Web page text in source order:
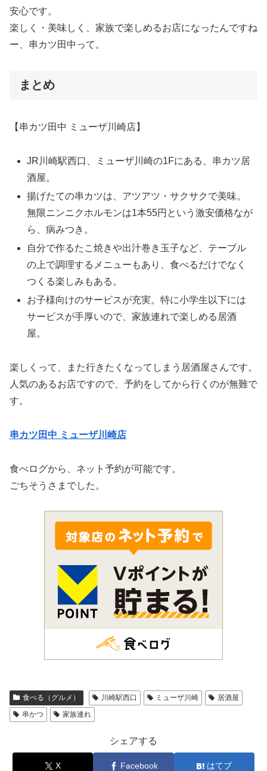
安心です。
楽しく・美味しく、家族で楽しめるお店になったんですね
ー、串カツ田中って。
まとめ
【串カツ田中 ミューザ川崎店】
JR川崎駅西口、ミューザ川崎の1Fにある、串カツ居
酒屋。
揚げたての串カツは、アツアツ・サクサクで美味。
無限ニンニクホルモンは1本55円という激安価格なが
ら、病みつき。
自分で作るたこ焼きや出汁巻き玉子など、テーブル
の上で調理するメニューもあり、食べるだけでなく
つくる楽しみもある。
お子様向けのサービスが充実。特に小学生以下には
サービスが手厚いので、家族連れで楽しめる居酒
屋。
楽しくって、また行きたくなってしまう居酒屋さんです。
人気のあるお店ですので、予約をしてから行くのが無難で
す。
串カツ田中 ミューザ川崎店
食べログから、ネット予約が可能です。
ごちそうさまでした。
食べる（グルメ） 川崎駅西口 ミューザ川崎
居酒屋
串かつ
家族連れ
シェアする
X Facebook はてブ